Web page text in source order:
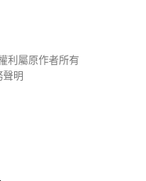
利屬原作者所有
聲明